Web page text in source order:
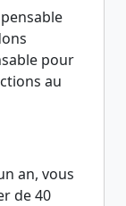
pour
au
an, vous
de 40